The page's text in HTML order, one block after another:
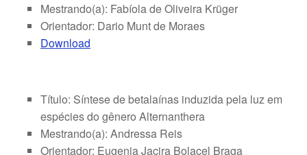
Mestrando(a): Fabíola de Oliveira Krüger
Orientador: Dario Munt de Moraes
Download
Título: Síntese de betalaínas induzida pela luz em
espécies do gênero Alternanthera
Mestrando(a): Andressa Reis
Orientador: Eugenia Jacira Bolacel Braga